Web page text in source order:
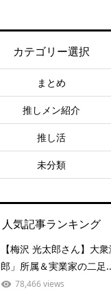
カテゴリー選択
まとめ
推しメン紹介
推し活
未分類
人気記事ランキング
【梅沢 光太郎さん】大
郎」所属＆実業家の二足
78,466 views